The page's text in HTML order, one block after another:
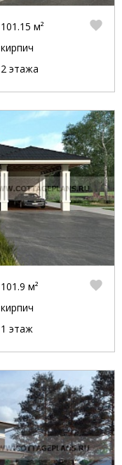
101.15 м²
кирпич
2 этажа
101.9 м²
кирпич
1 этаж